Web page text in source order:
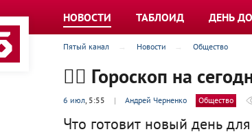
НОВОСТИ ТАБЛОИД ДЕНЬ
Пятый канал Новости Общество
🧙‍♀ Гороскоп на
6 июл, 5:55 | Андрей Черненко Общество
Что готовит новый день